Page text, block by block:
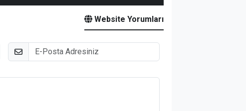
Website Yorumları
E-Posta